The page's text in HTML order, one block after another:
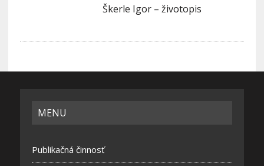
Škerle Igor – životopis
MENU
Publikačná činnosť